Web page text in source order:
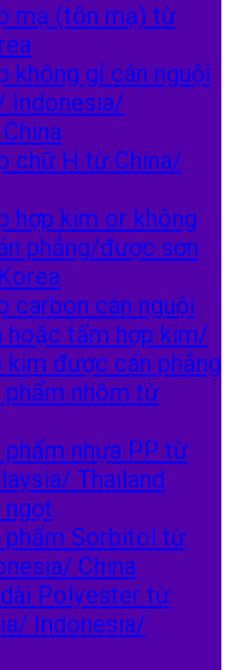
mạ (tôn mạ) từ
không gỉ cán nguội
Indonesia/
chữ H từ China/
hợp kim or không
phẳng/được sơn
carbon cán nguội
hoặc tấm hợp kim/
kim được cán phẳng
phẩm nhôm từ
phẩm nhựa PP từ
Thailand
ngọt
phẩm Sorbitol từ
China
Polyester từ
Indonesia/